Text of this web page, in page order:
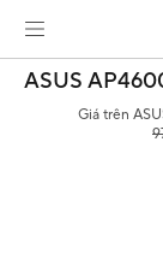
ASUS
Giá trên